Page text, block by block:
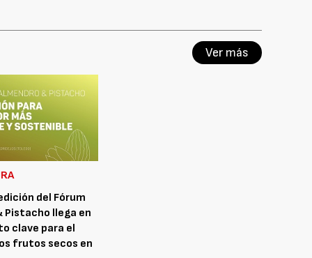
Ver más
del Fórum
Pistacho llega en
clave para el
frutos secos en